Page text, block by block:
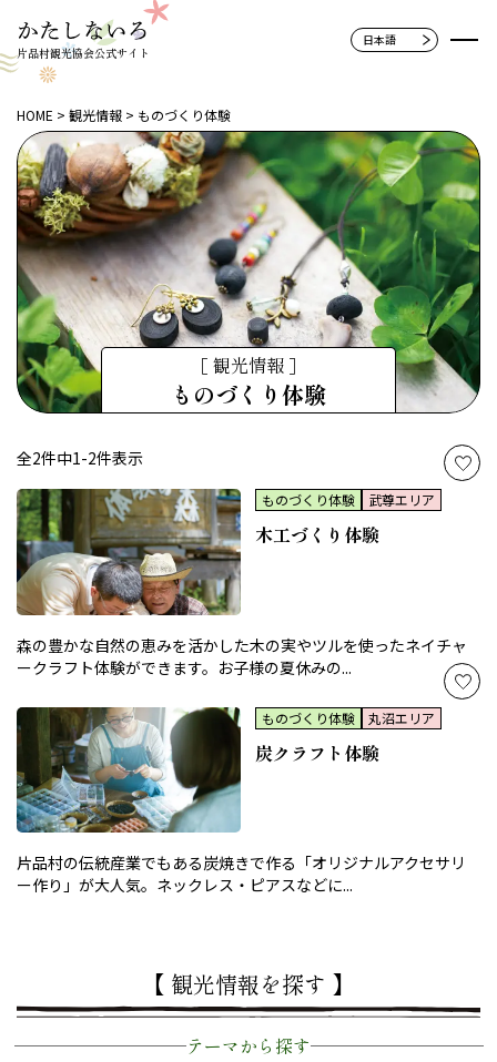
片品村観光協会公式サイト
HOME 観光情報 ものづくり体験
［ 観光情報 ］
ものづくり体験
全2件中1-2件表示
ものづくり体験 武尊エリア
木工づくり体験
森の豊かな自然の恵みを活かした木の実やツルを使ったネイチャ
ークラフト体験ができます。お子様の夏休みの...
ものづくり体験 丸沼エリア
炭クラフト体験
片品村の伝統産業でもある炭焼きで作る「オリジナルアクセサリ
ー作り」が大人気。ネックレス・ピアスなどに...
【 観光情報を探す 】
テーマから探す